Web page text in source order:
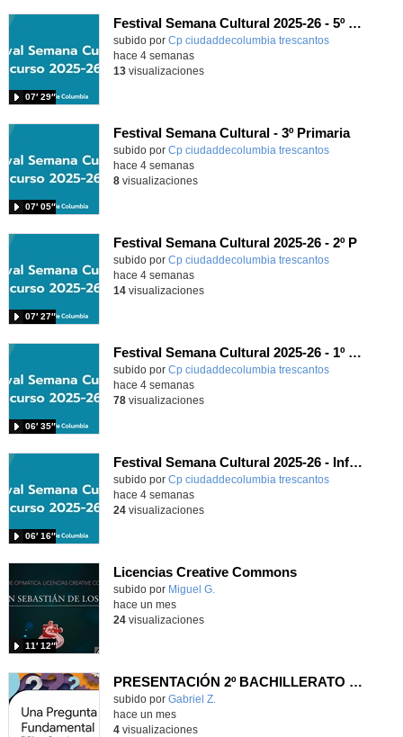
Festival Semana Cultural 2025-26 - 5º de Primaria
subido por Cp ciudaddecolumbia trescantos
07′ 29″
-
hace 4 semanas
13visualizaciones
Festival Semana Cultural - 3º Primaria
subido por Cp ciudaddecolumbia trescantos
07′ 05″
-
hace 4 semanas
8visualizaciones
Festival Semana Cultural 2025-26 - 2º P
subido por Cp ciudaddecolumbia trescantos
07′ 27″
-
hace 4 semanas
14visualizaciones
Festival Semana Cultural 2025-26 - 1º Primaria
subido por Cp ciudaddecolumbia trescantos
06′ 35″
-
hace 4 semanas
78visualizaciones
Festival Semana Cultural 2025-26 - Infantil
subido por Cp ciudaddecolumbia trescantos
06′ 16″
-
hace 4 semanas
24visualizaciones
Licencias Creative Commons
Contenido educativo.
subido por Miguel G.
11′ 12″
hace un mes
24visualizaciones
PRESENTACIÓN 2º BACHILLERATO UD3
Contenido educativo.
subido por Gabriel Z.
hace un mes
4visualizaciones